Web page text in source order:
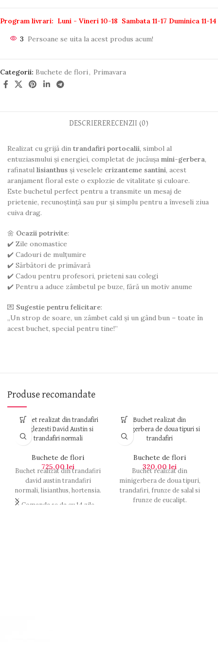
Program livrari: Luni - Vineri 10-18 Sambata 11-17 Duminica 11-14
3 Persoane se uita la acest produs acum!
Categorii: Buchete de flori , Primavara
DESCRIERERECENZII (0)
Realizat cu grijă din trandafiri portocalii, simbol al
entuziasmului și energiei, completat de jucăușa mini-gerbera,
rafinatul lisianthus și veselele crizanteme santini, acest
aranjament floral este o explozie de vitalitate și culoare.
Este buchetul perfect pentru a transmite un mesaj de
prietenie, recunoștință sau pur și simplu pentru a înveseli ziua
cuiva drag.
🌼 Ocazii potrivite:
✔️ Zile onomastice
✔️ Cadouri de mulțumire
✔️ Sărbători de primăvară
✔️ Cadou pentru profesori, prieteni sau colegi
✔️ Pentru a aduce zâmbetul pe buze, fără un motiv anume
💌 Sugestie pentru felicitare:
„Un strop de soare, un zâmbet cald și un gând bun – toate în
acest buchet, special pentru tine!”
Produse recomandate
Buchet realizat din trandafiri
englezesti David Austin si
trandafiri normali
Buchete de flori
725,00lei
Buchet realizat din trandafiri
david austin trandafiri
normali, lisianthus, hortensia.
Comanda se da cu 14 zile
Buchet realizat din
minigerbera de doua tipuri si
trandafiri
Buchete de flori
320,00lei
Buchet realizat din
minigerbera de doua tipuri,
trandafiri, frunze de salal si
frunze de eucalipt.